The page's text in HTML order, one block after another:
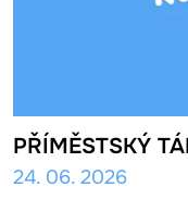
PŘÍMĚSTSKÝ
24. 06. 2026